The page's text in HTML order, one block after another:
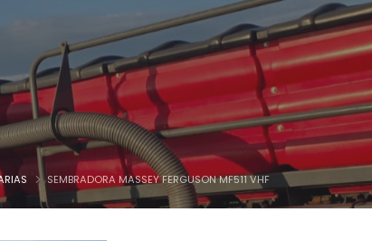
SEMBRADORA MASSEY FERGUSON MF511 VHF